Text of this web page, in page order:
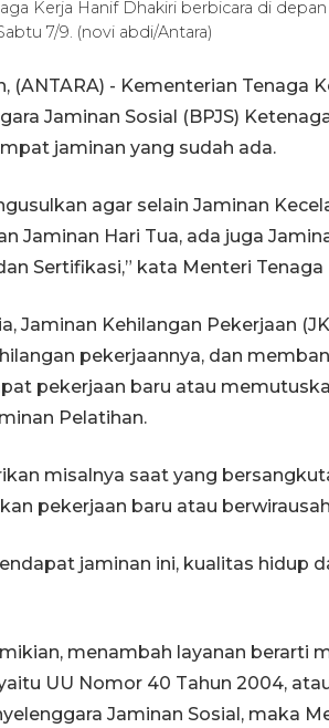
Kerja Hanif Dhakiri berbicara di
7/9. (novi abdi/Antara)
(ANTARA) - Kementerian Tenaga
Jaminan Sosial (BPJS)
jaminan yang sudah ada.
agar selain Jaminan
Jaminan Hari Tua, ada juga
Sertifikasi,” kata Menteri
Jaminan Kehilangan Pekerjaan
pekerjaannya, dan
pekerjaan baru atau
Pelatihan.
misalnya saat yang
pekerjaan baru atau
jaminan ini, kualitas hidup
menambah layanan berarti
UU Nomor 40 Tahun 2004,
Jaminan Sosial, maka